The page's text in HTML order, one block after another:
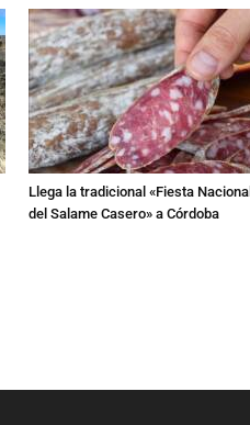
Llega la tradicional «Fiesta Nacional
del Salame Casero» a Córdoba